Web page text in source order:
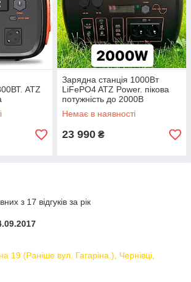
ATZ
Зарядна станція 1000Вт
LiFePO4 ATZ Power. пікова
потужність до 2000В
Немає в наявності
23 990 ₴
з 17 відгуків за рік
19 (Раніше вул. Гагаріна.), Чернівці,